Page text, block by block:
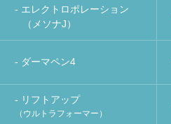
- エレクトロポレーション
（メソナJ）
- ダーマペン4
- リフトアップ
（ウルトラフォーマー）